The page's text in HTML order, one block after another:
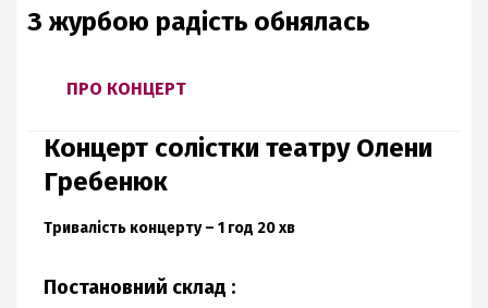
З журбою радість обнялась
ПРО КОНЦЕРТ
Концерт солістки театру Олени
Гребенюк
Тривалість концерту – 1 год 20 хв
Постановний склад :